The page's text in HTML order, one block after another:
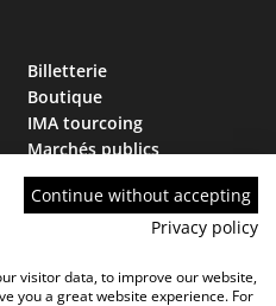
Billetterie
Boutique
IMA tourcoing
Marchés publics
Nous rejoindre
Continue without accepting
Privacy policy
visitor data, to improve our website,
you a great website experience. For